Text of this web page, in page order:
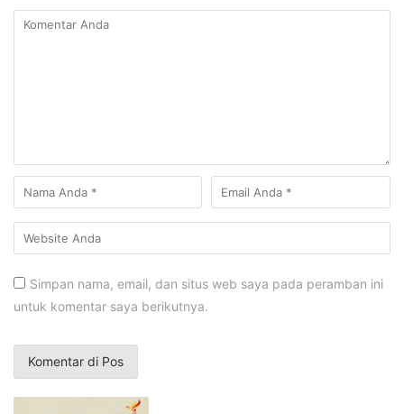
Simpan nama, email, dan situs web saya pada peramban ini
untuk komentar saya berikutnya.